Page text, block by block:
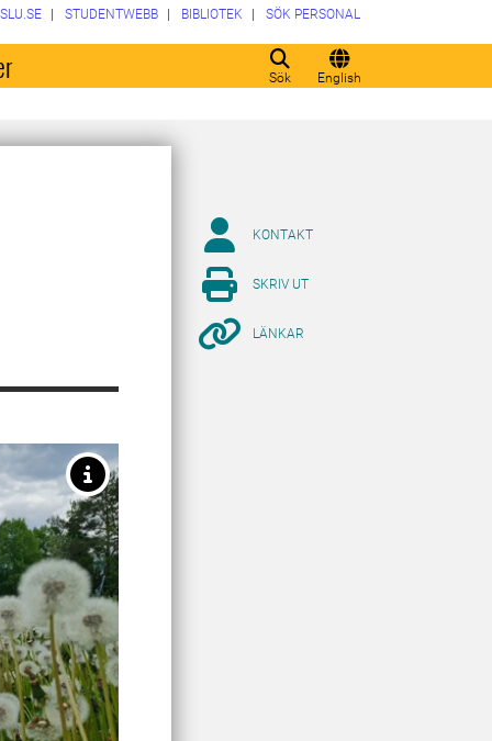
Sök English
SLU.SE STUDENTWEBB BIBLIOTEK SÖK PERSONAL
KONTAKT
SKRIV UT
LÄNKAR